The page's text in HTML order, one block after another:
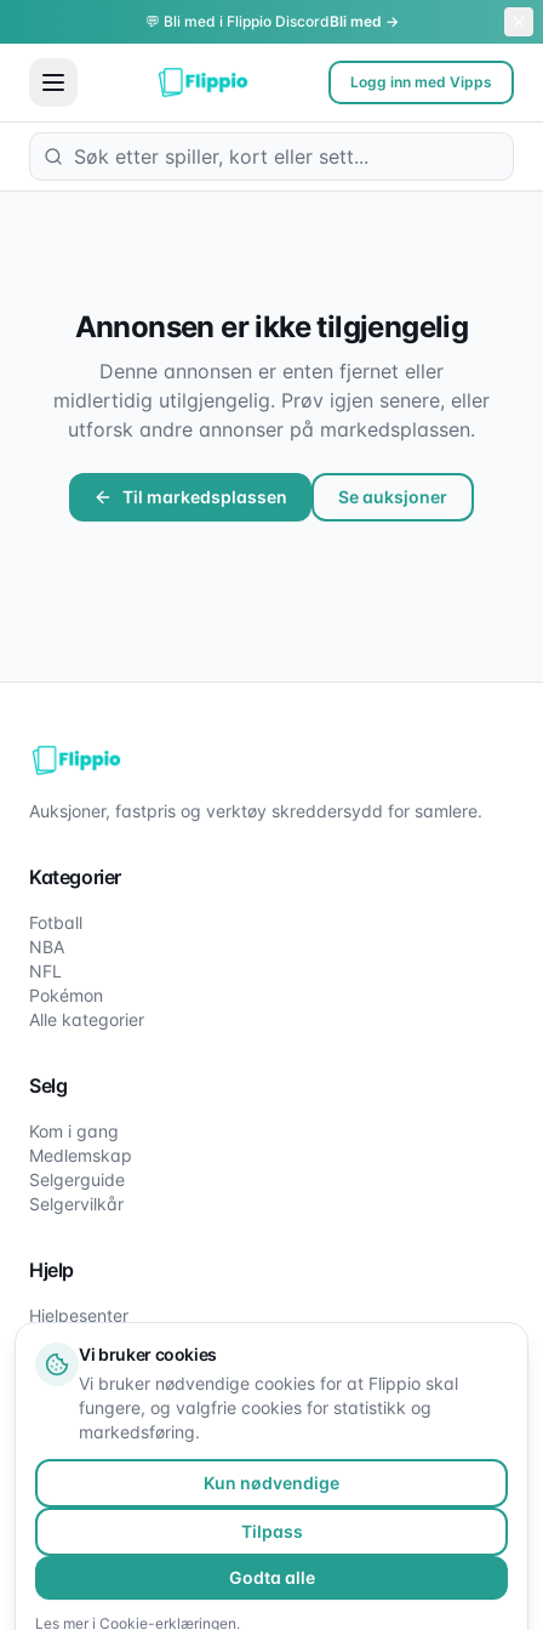
💬 Bli med i Flippio DiscordBli med →
Logg inn med Vipps
Annonsen er ikke tilgjengelig
Denne annonsen er enten fjernet eller
midlertidig utilgjengelig. Prøv igjen senere, eller
utforsk andre annonser på markedsplassen.
Til markedsplassen Se auksjoner
Auksjoner, fastpris og verktøy skreddersydd for samlere.
Kategorier
Fotball
NBA
NFL
Pokémon
Alle kategorier
Selg
Kom i gang
Medlemskap
Selgerguide
Selgervilkår
Hjelp
Hjelpesenter
Om oss
Kontakt oss
©2026Flippio. Alle rettigheter reservert.
Vi bruker cookies
Vi bruker nødvendige cookies for at Flippio skal
fungere, og valgfrie cookies for statistikk og
markedsføring.
Kun nødvendige
Tilpass
Godta alle
Les mer i Cookie-erklæringen.